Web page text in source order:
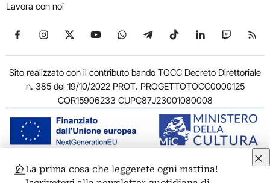
Lavora con noi
Seguici su Facebook
Seguici su Instagram
Seguici su X
Seguici su YouTube
Seguici su WhatsApp
Seguici su Telegram
Seguici su TikTok
Seguici su
Seguici
Sito realizzato con il contributo bando TOCC Decreto Direttoriale
n. 385 del 19/10/2022 PROT. PROGETTOTOCC0000125
COR15906233 CUPC87J23001080008
© 2011-2026 ARTRIBUNE srl – Corso Vittorio Emanuele II, 287 –
La prima cosa che leggerete ogni mattina!